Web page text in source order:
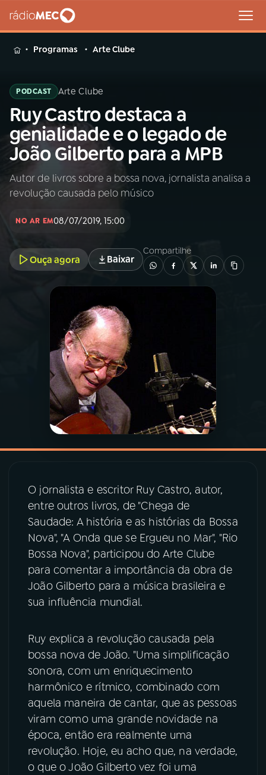
MENU
Buscar
na
Rádio
MEC
Buscar
Início AO VIVO
INÍCIO
A RÁDIO
PROGRAMAÇÃO
PROGRAMAS
PODCASTS
VIDEOCASTS
07ÚLTIMAS
08PRÊMIO RÁDIO MEC
ACOMPANHE A RÁDIO MEC
YouTube Facebook
Instagram X
Programas Arte Clube
PODCAST Arte Clube
Ruy Castro destaca a
genialidade e o legado de
João Gilberto para a MPB
Autor de livros sobre a bossa nova, jornalista analisa a
revolução causada pelo músico
NO AR EM08/07/2019, 15:00
Ouça agora Baixar
Compartilhe
O jornalista e escritor Ruy Castro, autor,
entre outros livros, de "Chega de
Saudade: A história e as histórias da Bossa
Nova", "A Onda que se Ergueu no Mar", "Rio
Bossa Nova", participou do Arte Clube
para comentar a importância da obra de
João Gilberto para a música brasileira e
sua influência mundial.
Ruy explica a revolução causada pela
bossa nova de João. "Uma simplificação
sonora, com um enriquecimento
harmônico e rítmico, combinado com
aquela maneira de cantar, que as pessoas
viram como uma grande novidade na
época, então era realmente uma
revolução. Hoje, eu acho que, na verdade,
o que o João Gilberto vez foi uma